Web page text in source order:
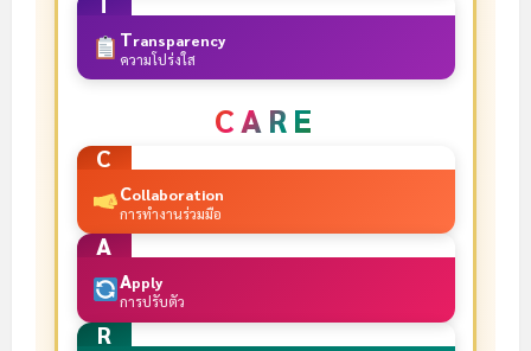
Transparency
ความโปร่งใส
CARE
C
Collaboration
การทำงานร่วมมือ
A
Apply
การปรับตัว
R